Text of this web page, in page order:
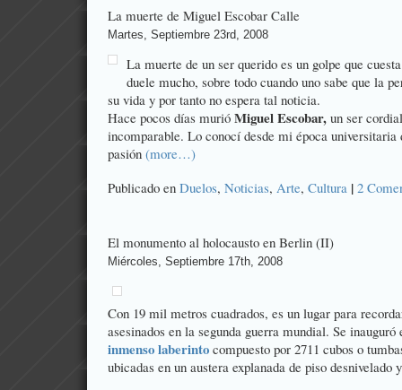
La muerte de Miguel Escobar Calle
Martes, Septiembre 23rd, 2008
La muerte de un ser querido es un golpe que
duele mucho, sobre todo cuando uno sabe que la
su vida y por tanto no espera tal noticia.
Hace pocos días murió Miguel Escobar, un ser
incomparable. Lo conocí desde mi época universitaria
pasión (more…)
Publicado en Duelos, Noticias, Arte, Cultura | 2
El monumento al holocausto en Berlin (II)
Miércoles, Septiembre 17th, 2008
Con 19 mil metros cuadrados, es un lugar para
asesinados en la segunda guerra mundial. Se
inmenso laberinto compuesto por 2711 cubos o
ubicadas en un austera explanada de piso